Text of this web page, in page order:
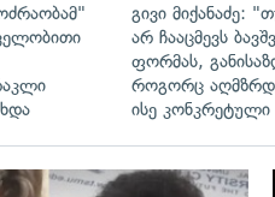
გივი მიქანაძე:
არ ჩააცმევს
ფორმას,
როგორც
ისე კონკრეტული